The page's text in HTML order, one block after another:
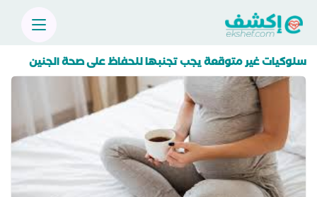
سلوكيات غير متوقعة يجب تجنبها للحفاظ على صحة الجنين